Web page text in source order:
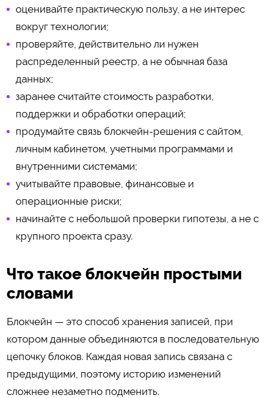
оценивайте практическую пользу, а не интерес
вокруг технологии;
проверяйте, действительно ли нужен
распределенный реестр, а не обычная база
данных;
заранее считайте стоимость разработки,
поддержки и обработки операций;
продумайте связь блокчейн-решения с сайтом,
личным кабинетом, учетными программами и
внутренними системами;
учитывайте правовые, финансовые и
операционные риски;
начинайте с небольшой проверки гипотезы, а не с
крупного проекта сразу.
Что такое блокчейн простыми
словами
Блокчейн — это способ хранения записей, при
котором данные объединяются в последовательную
цепочку блоков. Каждая новая запись связана с
предыдущими, поэтому историю изменений
сложнее незаметно подменить.